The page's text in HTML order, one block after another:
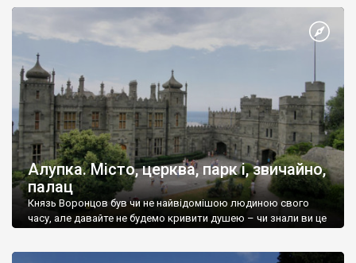
Алупка. Місто, церква, парк і, звичайно,
палац
Князь Воронцов був чи не найвідомішою людиною свого
часу, але давайте не будемо кривити душею – чи знали ви це